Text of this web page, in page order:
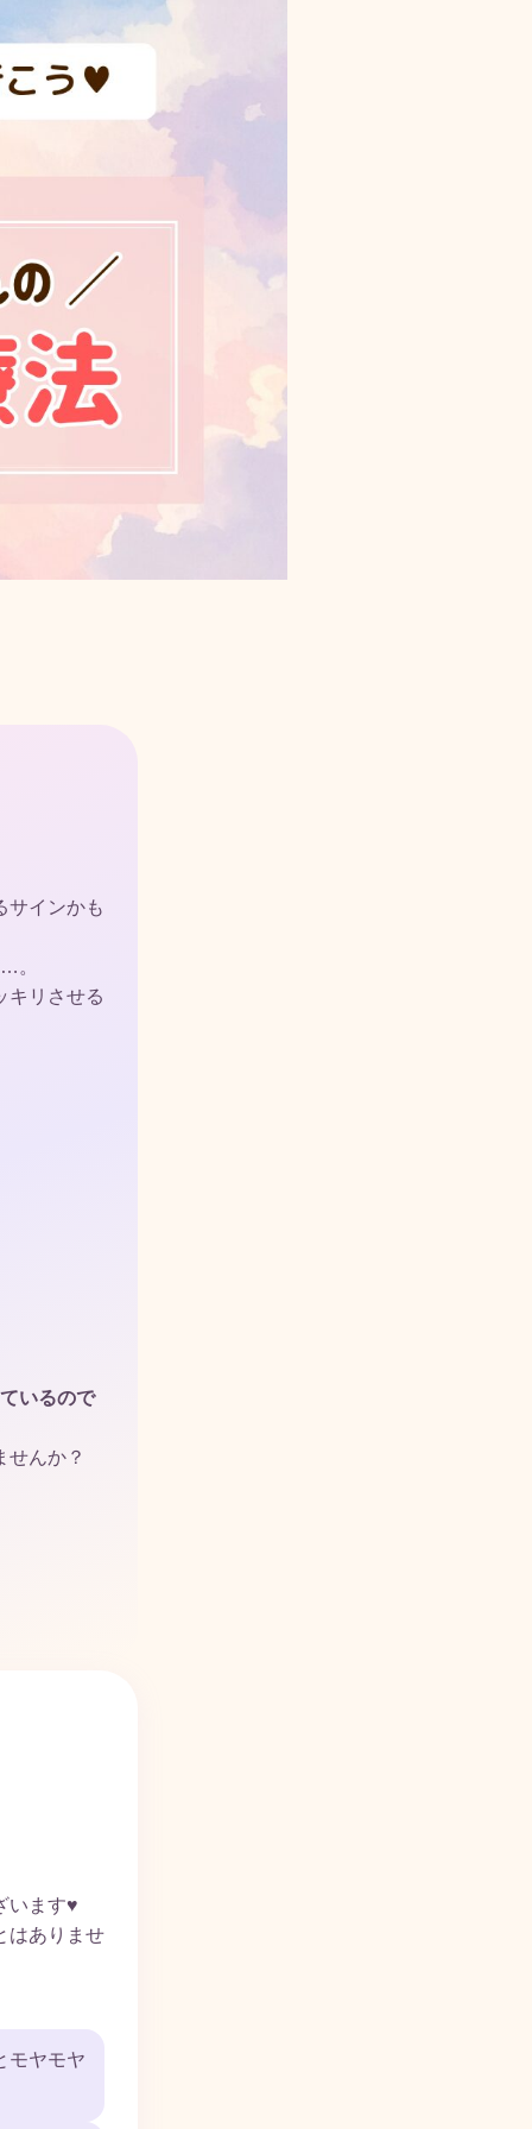
サインかも
。
キリさせる
いるので
せんか？
います♥
はありませ
モヤモヤ